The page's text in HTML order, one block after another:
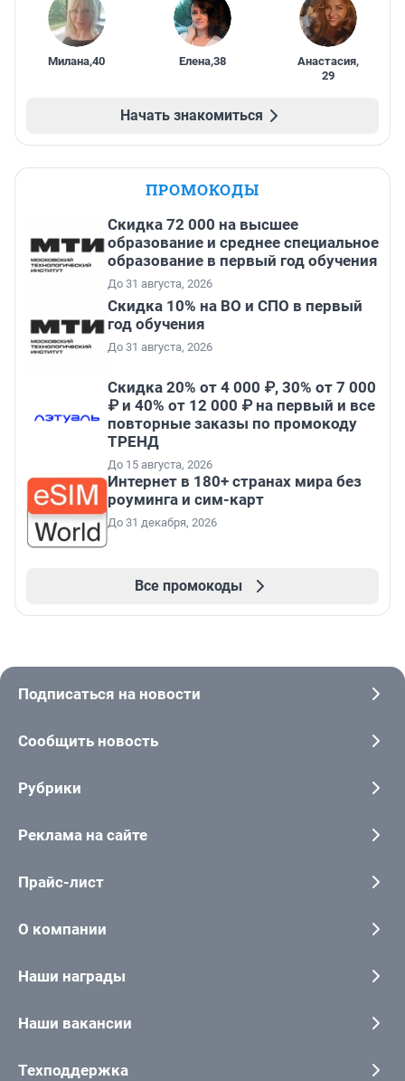
Милана,40 Елена,38 Анастасия,
29
Начать знакомиться
ПРОМОКОДЫ
Скидка 72 000 на высшее
образование и среднее специальное
образование в первый год обучения
До 31 августа, 2026
Скидка 10% на ВО и СПО в первый
год обучения
До 31 августа, 2026
Скидка 20% от 4 000 ₽, 30% от 7 000
₽ и 40% от 12 000 ₽ на первый и все
повторные заказы по промокоду
ТРЕНД
До 15 августа, 2026
Интернет в 180+ странах мира без
роуминга и сим-карт
До 31 декабря, 2026
Все промокоды
Подписаться на новости
Сообщить новость
Рубрики
Реклама на сайте
Прайс-лист
О компании
Наши награды
Наши вакансии
Техподдержка